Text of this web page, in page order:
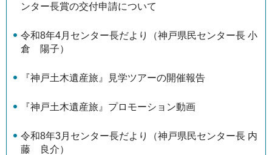
ンター長賞の交付申請について
令和8年4月センター長だより（神戸県民センター長 小
倉 陽子）
『神戸土木遺産旅』見学ツアーの開催報告
『神戸土木遺産旅』プロモーション動画
令和8年3月センター長だより（神戸県民センター長 内
藤 良介）